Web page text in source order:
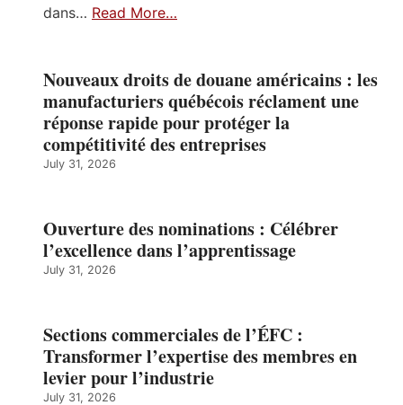
dans… Read More…
Nouveaux droits de douane américains : les
manufacturiers québécois réclament une
réponse rapide pour protéger la
compétitivité des entreprises
July 31, 2026
Ouverture des nominations : Célébrer
l’excellence dans l’apprentissage
July 31, 2026
Sections commerciales de l’ÉFC :
Transformer l’expertise des membres en
levier pour l’industrie
July 31, 2026